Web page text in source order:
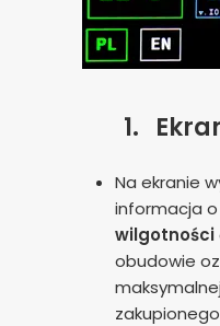
1.
Na ekranie
informacja o
wilgotności
obudowie